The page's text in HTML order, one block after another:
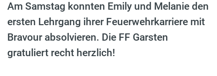
Am Samstag konnten Emily und Melanie den
ersten Lehrgang ihrer Feuerwehrkarriere mit
Bravour absolvieren. Die FF Garsten
gratuliert recht herzlich!